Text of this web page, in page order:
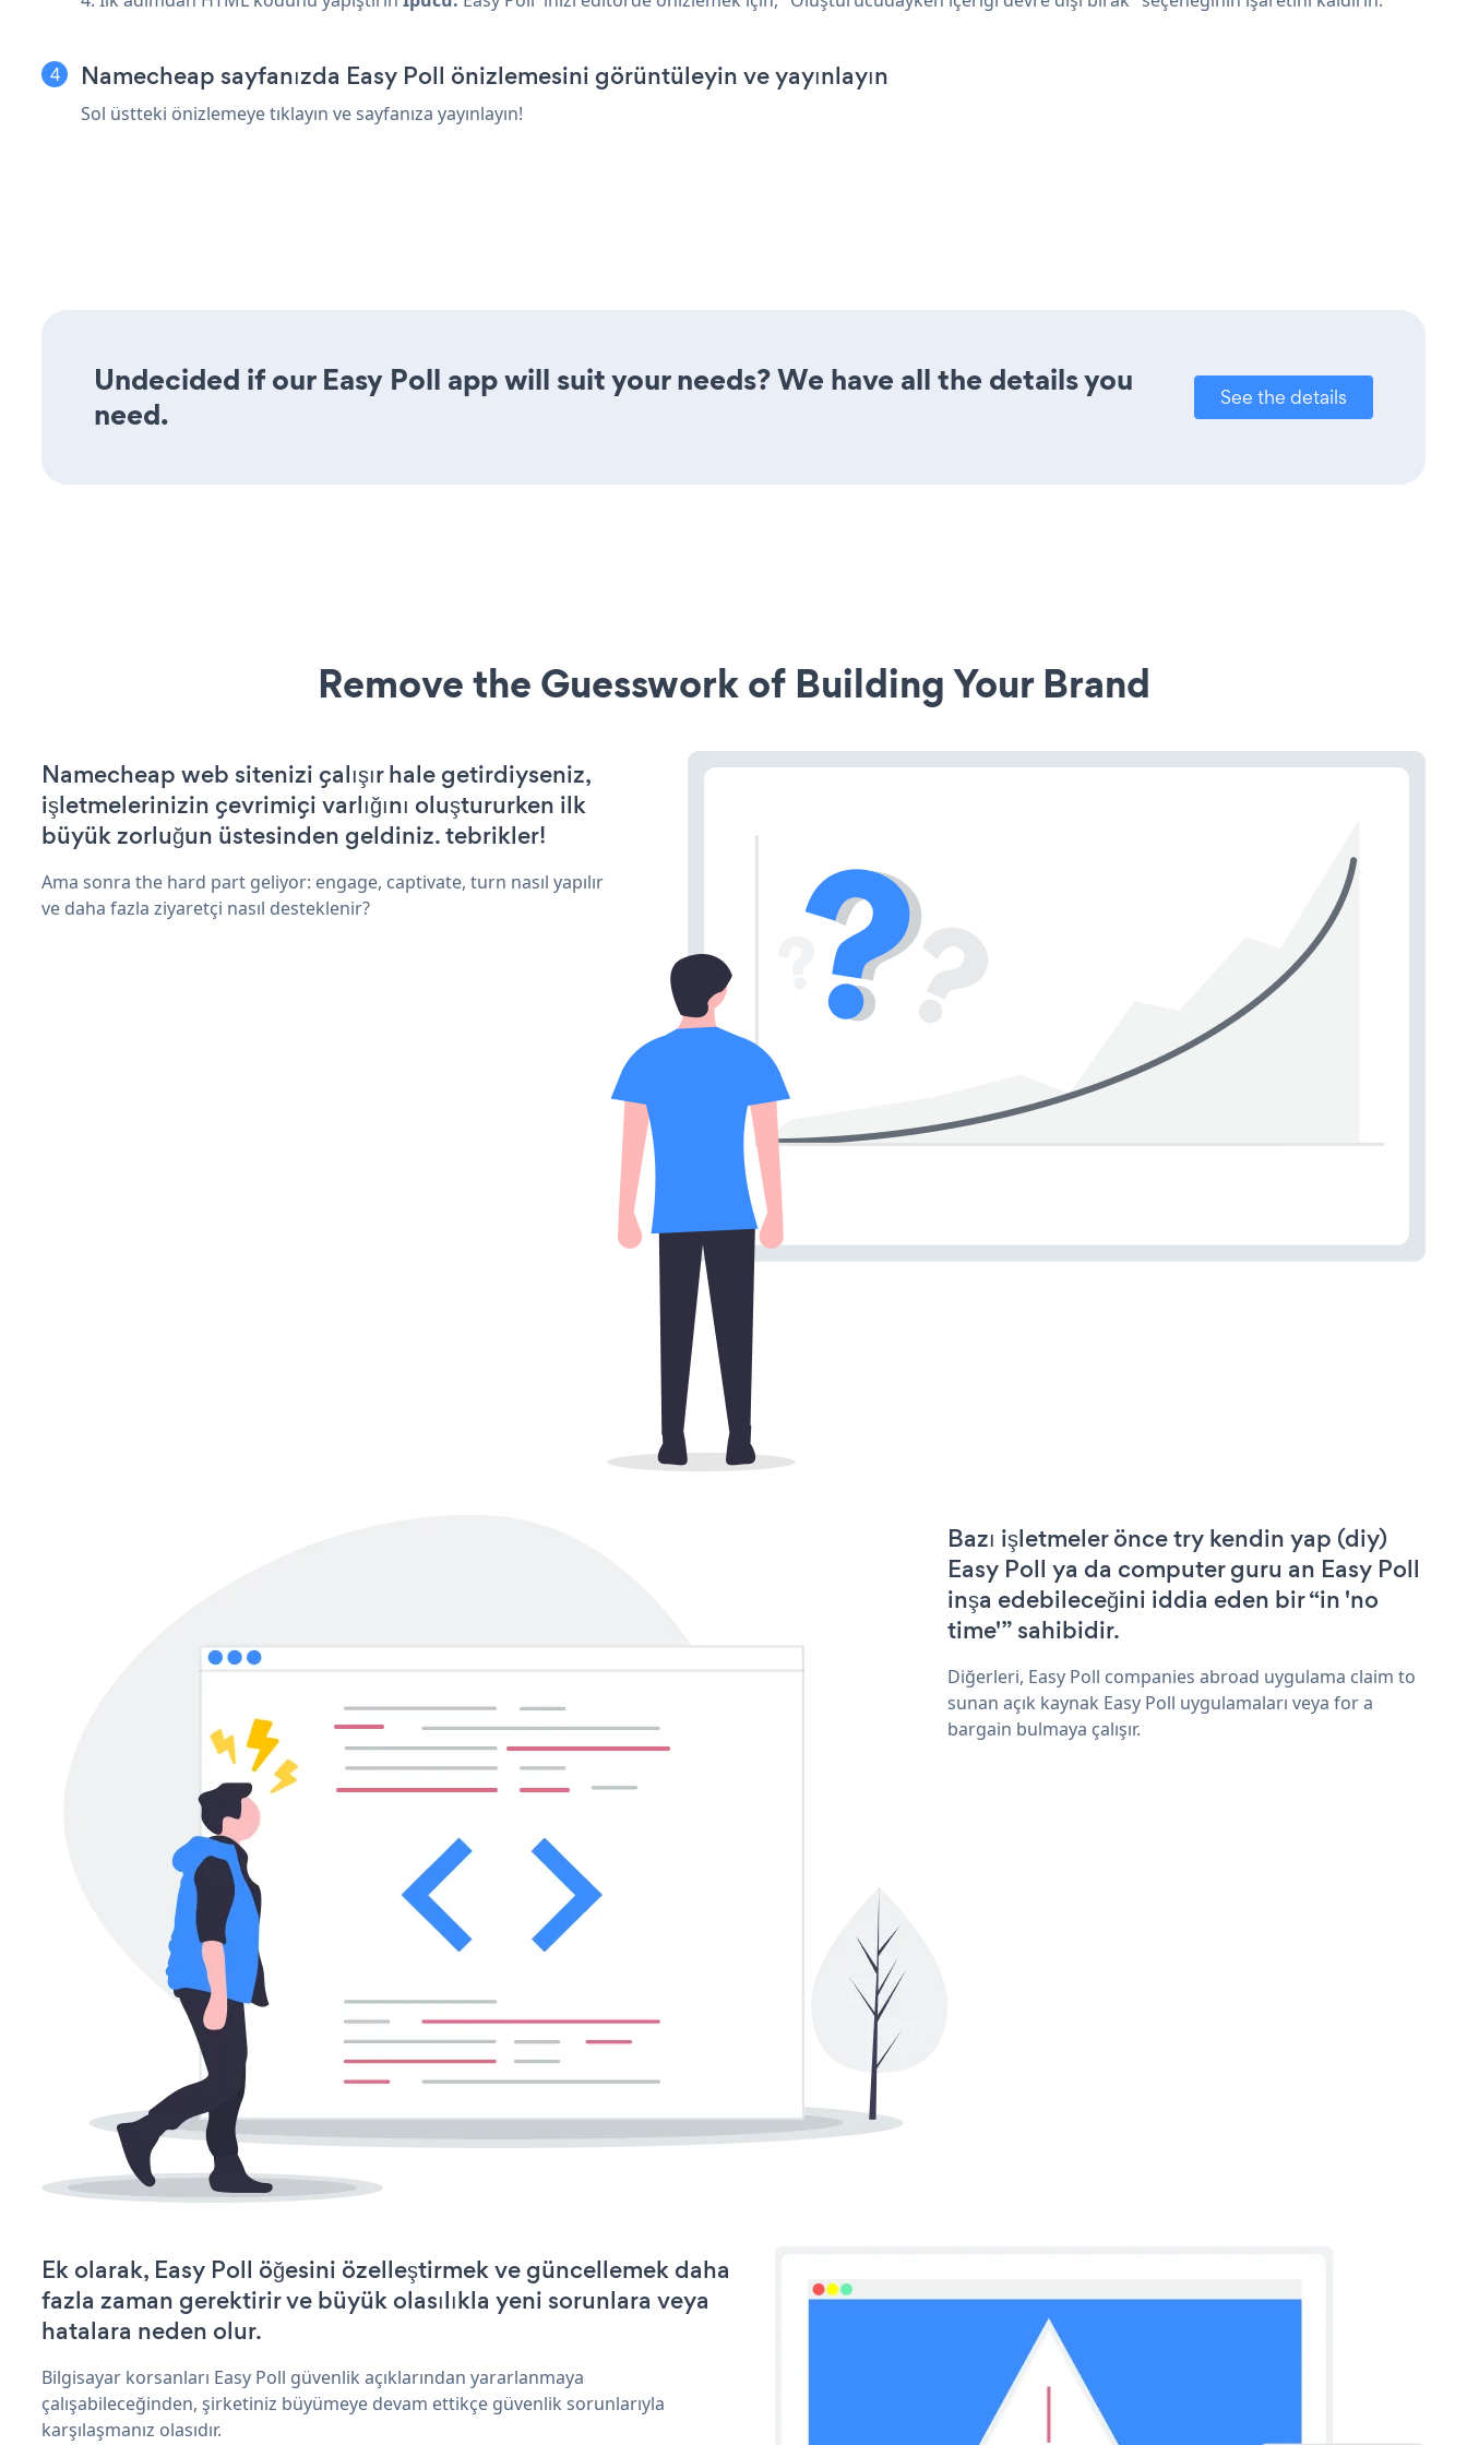
Namecheap sayfanızda Easy Poll önizlemesini görüntüleyin ve yayınlayın
Sol üstteki önizlemeye tıklayın ve sayfanıza yayınlayın!
Undecided if our Easy Poll app will suit your needs? We have all the details you
need.
See the details
Remove the Guesswork of Building Your Brand
Namecheap web sitenizi çalışır hale getirdiyseniz,
işletmelerinizin çevrimiçi varlığını oluştururken ilk
büyük zorluğun üstesinden geldiniz. tebrikler!
Ama sonra the hard part geliyor: engage, captivate, turn nasıl yapılır
ve daha fazla ziyaretçi nasıl desteklenir?
Bazı işletmeler önce try kendin yap (diy)
Easy Poll ya da computer guru an Easy Poll
inşa edebileceğini iddia eden bir “in 'no
time'” sahibidir.
Diğerleri, Easy Poll companies abroad uygulama claim to
sunan açık kaynak Easy Poll uygulamaları veya for a
bargain bulmaya çalışır.
Ek olarak, Easy Poll öğesini özelleştirmek ve güncellemek daha
fazla zaman gerektirir ve büyük olasılıkla yeni sorunlara veya
hatalara neden olur.
Bilgisayar korsanları Easy Poll güvenlik açıklarından yararlanmaya
çalışabileceğinden, şirketiniz büyümeye devam ettikçe güvenlik sorunlarıyla
karşılaşmanız olasıdır.